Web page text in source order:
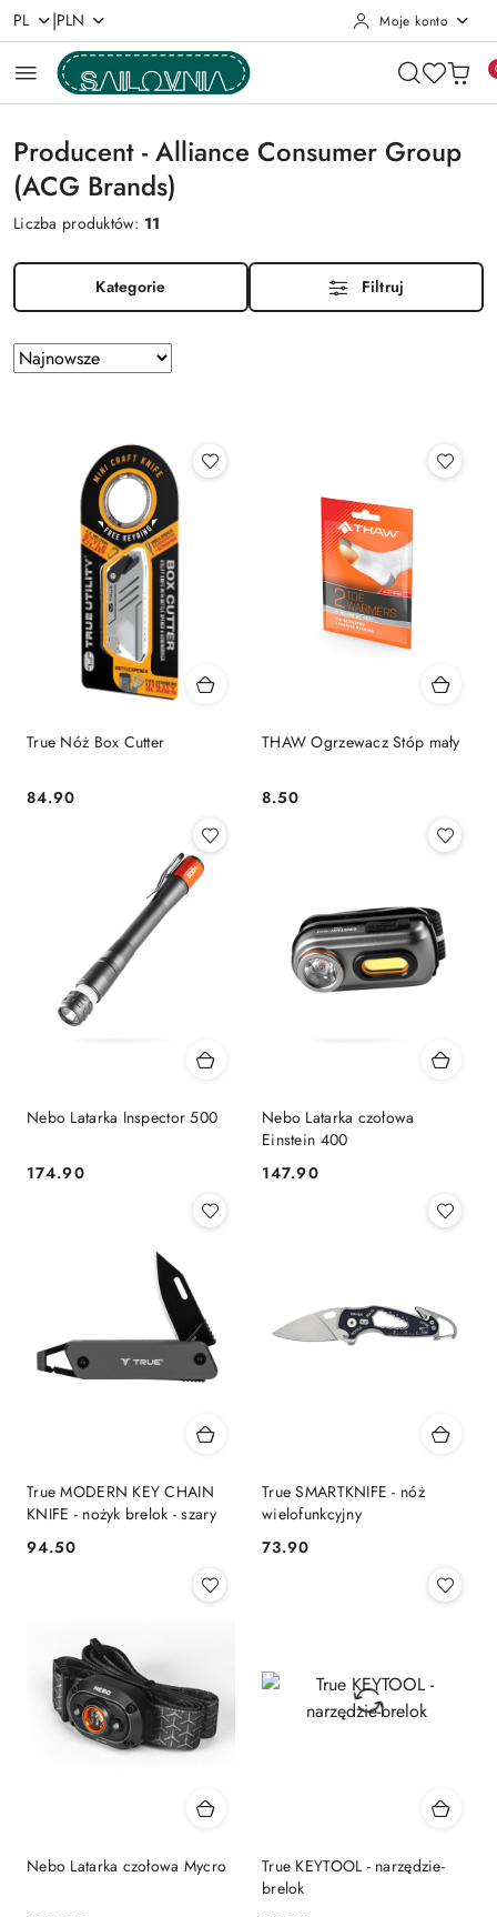
Przejdź do treści głównej
Przejdź do wyszukiwarki
Przejdź do moje konto
Przejdź do menu głównego
Przejdź do stopki
PL |PLN Moje konto
Producent - Alliance Consumer Group
(ACG Brands)
Liczba produktów: 11
Kategorie Filtruj
Zastosowano
sortowanie:
Sortuj
według
True Nóż Box Cutter
Cena:
84.90
THAW Ogrzewacz Stóp mały
Cena:
8.50
Nebo Latarka Inspector 500
Cena:
174.90
Nebo Latarka czołowa
Einstein 400
Cena:
147.90
True MODERN KEY CHAIN
KNIFE - nożyk brelok - szary
Cena:
94.50
True SMARTKNIFE - nóż
wielofunkcyjny
Cena:
73.90
Nebo Latarka czołowa Mycro
True KEYTOOL - narzędzie-
brelok